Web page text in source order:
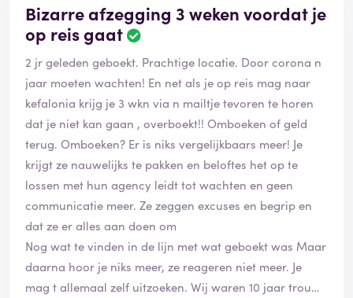
Dat er zaken niet kloppen, ok. Maar als je dure
touroperator EWH gewoon niet thuis geeft:
waardeloos!
Bizarre afzegging 3 weken voordat je
op reis gaat
2 jr geleden geboekt. Prachtige locatie. Door corona n
jaar moeten wachten! En net als je op reis mag naar
kefalonia krijg je 3 wkn via n mailtje tevoren te horen
dat je niet kan gaan , overboekt!! Omboeken of geld
terug. Omboeken? Er is niks vergelijkbaars meer! Je
krijgt ze nauwelijks te pakken en beloftes het op te
lossen met hun agency leidt tot wachten en geen
communicatie meer. Ze zeggen excuses en begrip en
dat ze er alles aan doen om
Nog wat te vinden in de lijn met wat geboekt was Maar
daarna hoor je niks meer, ze reageren niet meer. Je
mag t allemaal zelf uitzoeken. Wij waren 10 jaar trouwe